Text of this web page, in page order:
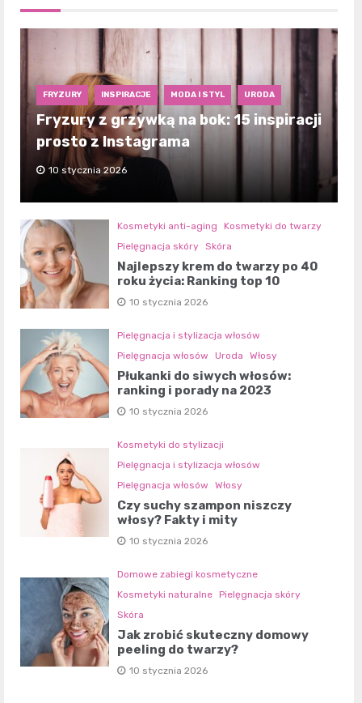
FRYZURY INSPIRACJE MODA I STYL URODA
Fryzury z grzywką na bok: 15 inspiracji
prosto z Instagrama
10 stycznia 2026
Kosmetyki anti-aging
Kosmetyki do twarzy
Pielęgnacja skóry Skóra
Najlepszy krem do twarzy po 40
roku życia: Ranking top 10
10 stycznia 2026
Pielęgnacja i stylizacja włosów
Pielęgnacja włosów
Uroda Włosy
Płukanki do siwych włosów:
ranking i porady na 2023
10 stycznia 2026
Kosmetyki do stylizacji
Pielęgnacja i stylizacja włosów
Pielęgnacja włosów
Włosy
Czy suchy szampon niszczy
włosy? Fakty i mity
10 stycznia 2026
Domowe zabiegi kosmetyczne
Kosmetyki naturalne Pielęgnacja skóry
Skóra
Jak zrobić skuteczny domowy
peeling do twarzy?
10 stycznia 2026